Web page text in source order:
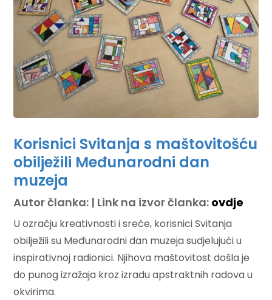
Korisnici Svitanja s maštovitošću
obilježili Međunarodni dan
muzeja
Autor članka: | Link na izvor članka: ovdje
U ozračju kreativnosti i sreće, korisnici Svitanja
obilježili su Međunarodni dan muzeja sudjelujući u
inspirativnoj radionici. Njihova maštovitost došla je
do punog izražaja kroz izradu apstraktnih radova u
okvirima.